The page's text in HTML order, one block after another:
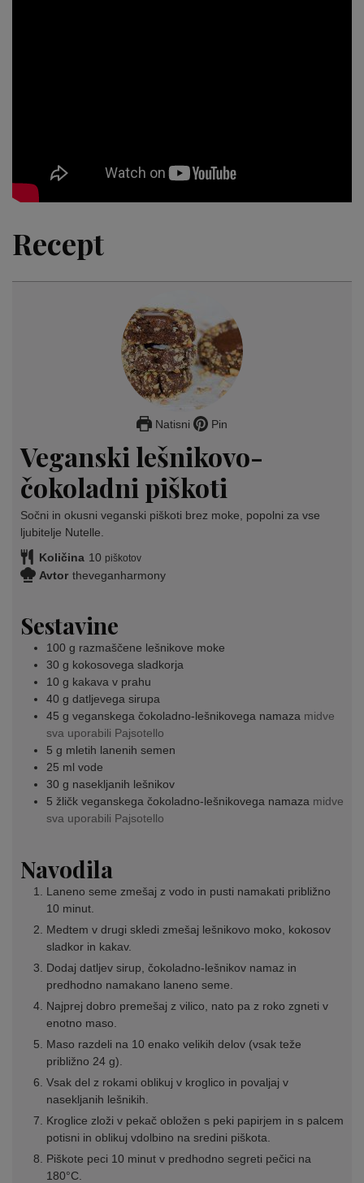
Recept
Natisni Pin
Veganski lešnikovo-
čokoladni piškoti
Sočni in okusni veganski piškoti brez moke, popolni za vse
ljubitelje Nutelle.
Količina 10 piškotov
Avtor theveganharmony
Sestavine
100 g razmaščene lešnikove moke
30 g kokosovega sladkorja
10 g kakava v prahu
40 g datljevega sirupa
45 g veganskega čokoladno-lešnikovega namaza midve
sva uporabili Pajsotello
5 g mletih lanenih semen
25 ml vode
30 g nasekljanih lešnikov
5 žličk veganskega čokoladno-lešnikovega namaza midve
sva uporabili Pajsotello
Navodila
Laneno seme zmešaj z vodo in pusti namakati približno
10 minut.
Medtem v drugi skledi zmešaj lešnikovo moko, kokosov
sladkor in kakav.
Dodaj datljev sirup, čokoladno-lešnikov namaz in
predhodno namakano laneno seme.
Najprej dobro premešaj z vilico, nato pa z roko zgneti v
enotno maso.
Maso razdeli na 10 enako velikih delov (vsak teže
približno 24 g).
Vsak del z rokami oblikuj v kroglico in povaljaj v
nasekljanih lešnikih.
Kroglice zloži v pekač obložen s peki papirjem in s palcem
potisni in oblikuj vdolbino na sredini piškota.
Piškote peci 10 minut v predhodno segreti pečici na
180°C.